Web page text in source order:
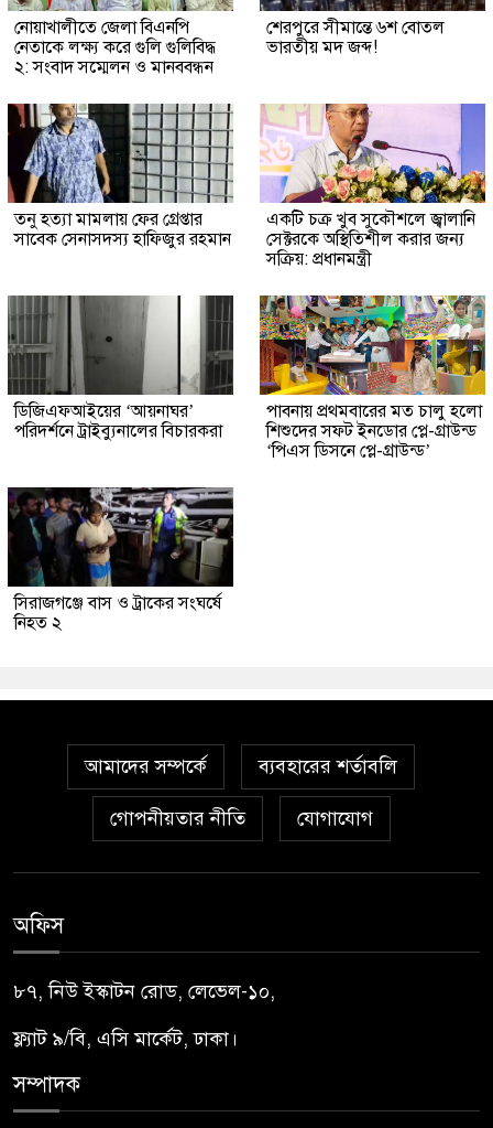
নোয়াখালীতে জেলা বিএনপি
নেতাকে লক্ষ্য করে গুলি গুলিবিদ্ধ
২: সংবাদ সম্মেলন ও মানববন্ধন
শেরপুরে সীমান্তে ৬শ বোতল
ভারতীয় মদ জব্দ!
তনু হত্যা মামলায় ফের গ্রেপ্তার
সাবেক সেনাসদস্য হাফিজুর রহমান
একটি চক্র খুব সুকৌশলে জ্বালানি
সেক্টরকে অস্থিতিশীল করার জন্য
সক্রিয়: প্রধানমন্ত্রী
ডিজিএফআইয়ের ‘আয়নাঘর’
পরিদর্শনে ট্রাইব্যুনালের বিচারকরা
পাবনায় প্রথমবারের মত চালু হলো
শিশুদের সফট ইনডোর প্লে-গ্রাউন্ড
‘পিএস ডিসনে প্লে-গ্রাউন্ড’
সিরাজগঞ্জে বাস ও ট্রাকের সংঘর্ষে
নিহত ২
আমাদের সম্পর্কে ব্যবহারের শর্তাবলি
গোপনীয়তার নীতি যোগাযোগ
অফিস
৮৭, নিউ ইস্কাটন রোড, লেভেল-১০,
ফ্ল্যাট ৯/বি, এসি মার্কেট, ঢাকা।
সম্পাদক